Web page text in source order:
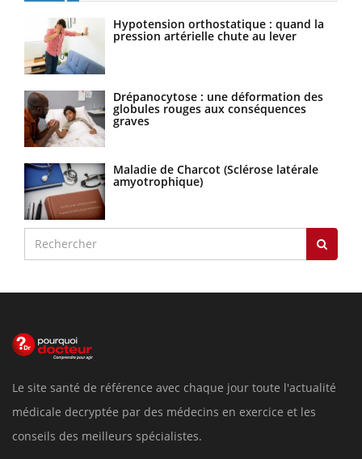
Hypotension orthostatique : quand la
pression artérielle chute au lever
Drépanocytose : une déformation des
globules rouges aux conséquences
graves
Maladie de Charcot (Sclérose latérale
amyotrophique)
Le site santé de référence avec chaque jour toute l'actualité
médicale decryptée par des médecins en exercice et les
conseils des meilleurs spécialistes.